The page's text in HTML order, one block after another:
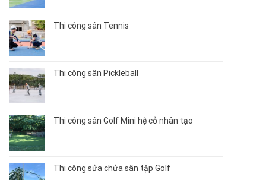
Thi công sân Tennis
Thi công sân Pickleball
Thi công sân Golf Mini hệ cỏ nhân tạo
Thi công sửa chửa sân tập Golf